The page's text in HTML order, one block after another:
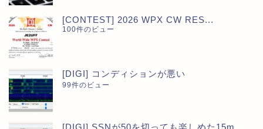
[CONTEST] 2026 WPX CW RES...
100件のビュー
[DIGI] コンディションが悪い
99件のビュー